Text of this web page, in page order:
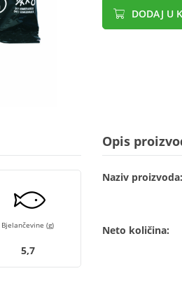
DODAJ U
Bjelančevine (g)
5,7
Opis
Naziv proizvoda:
Neto količina: